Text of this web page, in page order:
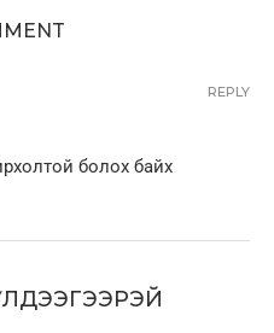
болох байх
REPLY